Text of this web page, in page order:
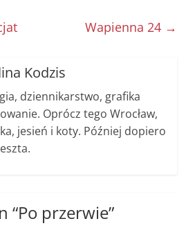
l
n
k
Wapienna 24 →
Kodzis
dziennikarstwo, grafika
Oprócz tego Wrocław,
jesień i koty. Później dopiero
“Po przerwie”